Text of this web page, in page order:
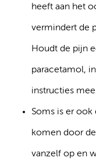
heeft aan het
vermindert de
Houdt de pijn
paracetamol,
instructies
Soms is er ook
komen door
vanzelf op en